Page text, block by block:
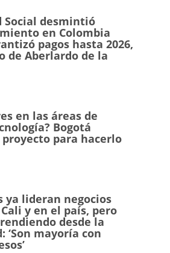
Social desmintió
en Colombia
pagos hasta 2026,
de Aberlardo de la
en las áreas de
Bogotá
para hacerlo
ya lideran negocios
y en el país, pero
desde la
‘Son mayoría con